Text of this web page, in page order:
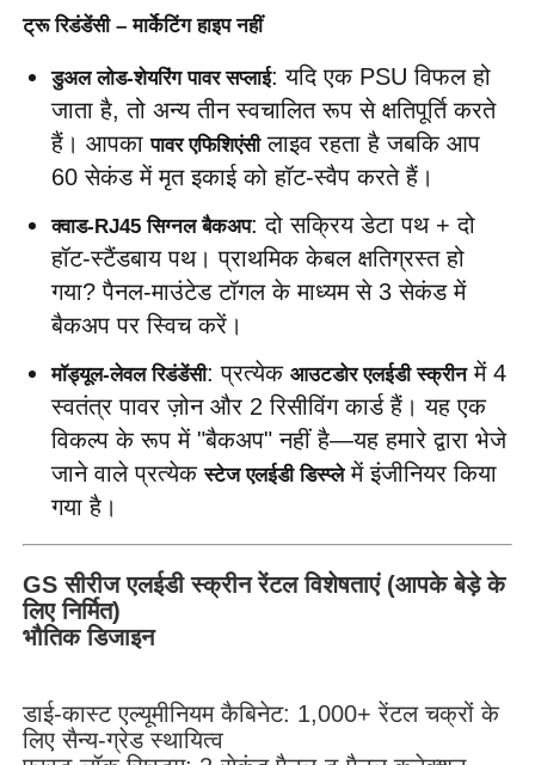
घर
उत्पादों
वीडियो
वीआर शो
हमारे बारे में
कारखाने का दौरा
हमसे संपर्क करें
मामले
ट्रू रिडंडेंसी – मार्केटिंग हाइप नहीं
डुअल लोड-शेयरिंग पावर सप्लाई: यदि एक PSU विफल हो
जाता है, तो अन्य तीन स्वचालित रूप से क्षतिपूर्ति करते
हैं। आपका पावर एफिशिएंसी लाइव रहता है जबकि आप
60 सेकंड में मृत इकाई को हॉट-स्वैप करते हैं।
क्वाड-RJ45 सिग्नल बैकअप: दो सक्रिय डेटा पथ + दो
हॉट-स्टैंडबाय पथ। प्राथमिक केबल क्षतिग्रस्त हो
गया? पैनल-माउंटेड टॉगल के माध्यम से 3 सेकंड में
बैकअप पर स्विच करें।
मॉड्यूल-लेवल रिडंडेंसी: प्रत्येक आउटडोर एलईडी स्क्रीन में 4
स्वतंत्र पावर ज़ोन और 2 रिसीविंग कार्ड हैं। यह एक
विकल्प के रूप में "बैकअप" नहीं है—यह हमारे द्वारा भेजे
जाने वाले प्रत्येक स्टेज एलईडी डिस्प्ले में इंजीनियर किया
गया है।
GS सीरीज एलईडी स्क्रीन रेंटल विशेषताएं (आपके बेड़े के
लिए निर्मित)
भौतिक डिजाइन
डाई-कास्ट एल्यूमीनियम कैबिनेट: 1,000+ रेंटल चक्रों के
लिए सैन्य-ग्रेड स्थायित्व